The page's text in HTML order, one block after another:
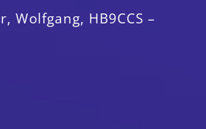
Wolfgang, HB9CCS –